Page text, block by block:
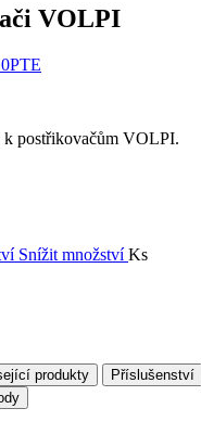
VOLPI
k postřikovačům VOLPI.
Snížit množstvíKs
produkty
Příslušenství